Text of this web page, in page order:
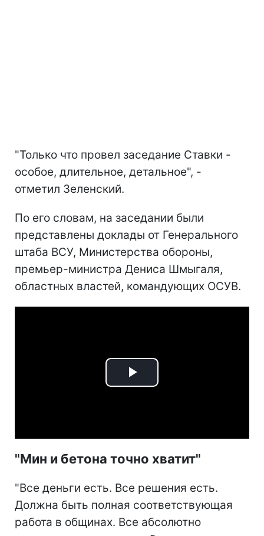
"Только что провел заседание Ставки -
особое, длительное, детальное", -
отметил Зеленский.
По его словам, на заседании были
представлены доклады от Генерального
штаба ВСУ, Министерства обороны,
премьер-министра Дениса Шмыгаля,
областных властей, командующих ОСУВ.
Play
"Мин и бетона точно хватит"
"Все деньги есть. Все решения есть.
Должна быть полная соответствующая
работа в общинах. Все абсолютно